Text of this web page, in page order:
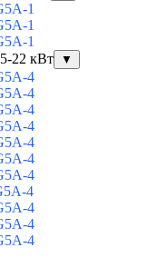
1
1
1
22 кВт
▼
4
4
4
4
4
4
4
4
4
4
4